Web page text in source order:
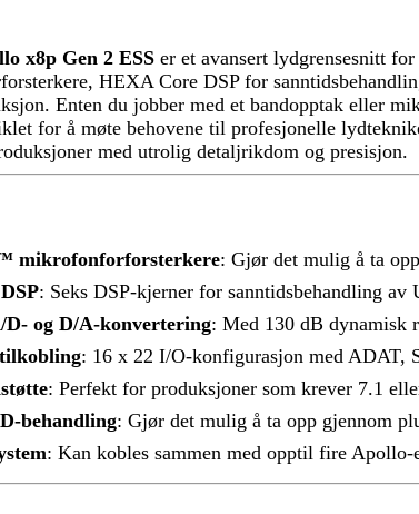
x8p Gen 2 ESS er et avansert lydgrensesnitt
HEXA Core DSP for
Enten du jobber med et bandopptak eller
for å møte behovene til profesjonelle
med utrolig detaljrikdom og presisjon.
mikrofonforforsterkere: Gjør det mulig å ta
: Seks DSP-kjerner for sanntidsbehandling
D- og D/A-konvertering: Med 130 dB dynamisk
: 16 x 22 I/O-konfigurasjon med ADAT,
: Perfekt for produksjoner som krever 7.1
behandling: Gjør det mulig å ta opp gjennom
: Kan kobles sammen med opptil fire